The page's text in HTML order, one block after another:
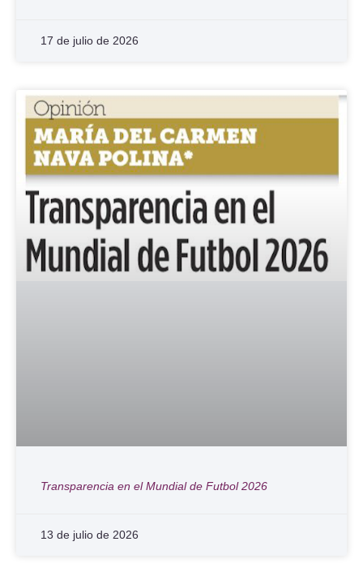
17 de julio de 2026
Transparencia en el Mundial de Futbol 2026
13 de julio de 2026